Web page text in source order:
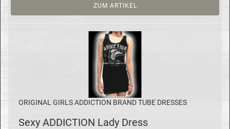
ZUM ARTIKEL
ORI­GI­NAL GIRLS AD­DIC­TION BRAND TUBE DRES­SES
Sexy AD­DIC­TION Lady Dress